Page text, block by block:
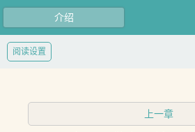
介绍
阅读设置
上一章